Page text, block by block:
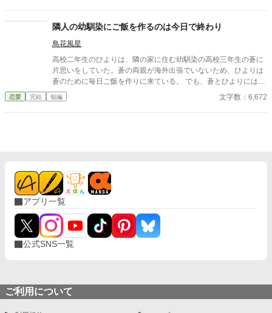
隣人の幼馴染にご飯を作るのは今日で終わり
鳥花風星
高校二年生のひよりは、隣の家に住む幼馴染の高校三年生の蒼に
片思いをしていた。蒼の両親が海外出張でいないため、ひよりは
蒼のために毎日ご飯を作りに来ている。 でも、蒼とひよりにはも
う一人、みさ姉という大学生の幼馴染がいた。蒼が好きなのはみ
さ姉だと思い、身を引くためにひよりはもうご飯を作りにこない
恋愛 完結 短編 文字数：6,672
アプリ一覧
公式SNS一覧
ご利用について